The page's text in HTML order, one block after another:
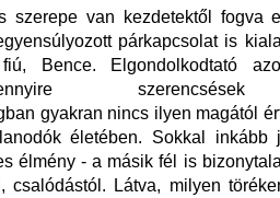
szerepe van kezdetektől fogva
párkapcsolat is
Bence. Elgondolkodtató
gyakran nincs ilyen magától
életében. Sokkal
élmény - a másik fél is
csalódástól. Látva, milyen